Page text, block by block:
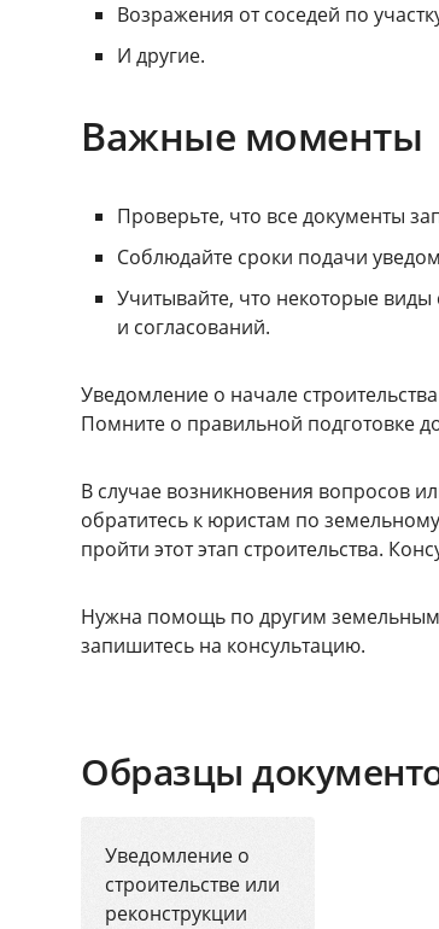
Возражения от соседей по
И другие.
Важные моменты
Проверьте, что все документы
Соблюдайте сроки подачи
Учитывайте, что некоторые
и согласований.
Уведомление о начале
Помните о правильной подготовке
В случае возникновения вопросов
обратитесь к юристам по
пройти этот этап строительства.
Нужна помощь по другим
запишитесь на консультацию.
Образцы
Уведомление о
строительстве или
реконструкции